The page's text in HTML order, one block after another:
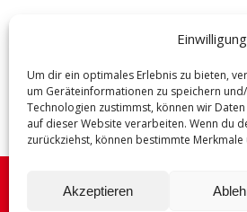
Um dir ein optimales Erlebnis zu bieten,
um Geräteinformationen zu speichern
Technologien zustimmst, können wir
auf dieser Website verarbeiten. Wenn du
zurückziehst, können bestimmte
Akzeptieren
© COMPLETT